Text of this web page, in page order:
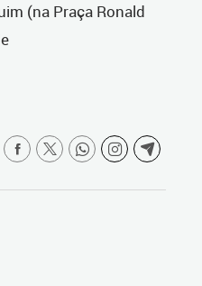
(na Praça Ronald